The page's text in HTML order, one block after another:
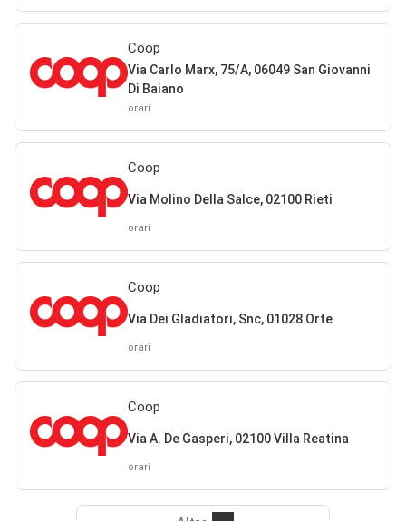
Coop
Via Carlo Marx, 75/A, 06049 San Giovanni
Di Baiano
orari
Coop
Via Molino Della Salce, 02100 Rieti
orari
Coop
Via Dei Gladiatori, Snc, 01028 Orte
orari
Coop
Via A. De Gasperi, 02100 Villa Reatina
orari